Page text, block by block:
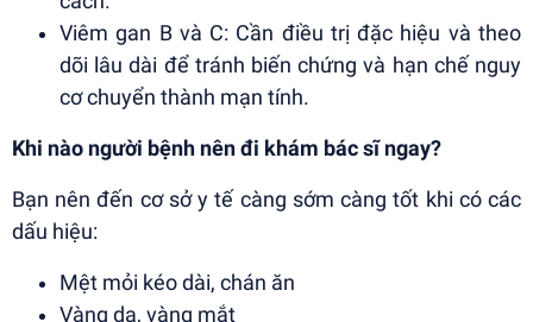
Viêm gan B và C: Cần điều trị đặc hiệu và theo
dõi lâu dài để tránh biến chứng và hạn chế nguy
cơ chuyển thành mạn tính.
Khi nào người bệnh nên đi khám bác sĩ ngay?
Bạn nên đến cơ sở y tế càng sớm càng tốt khi có các
dấu hiệu:
Mệt mỏi kéo dài, chán ăn
Vàng da, vàng mắt